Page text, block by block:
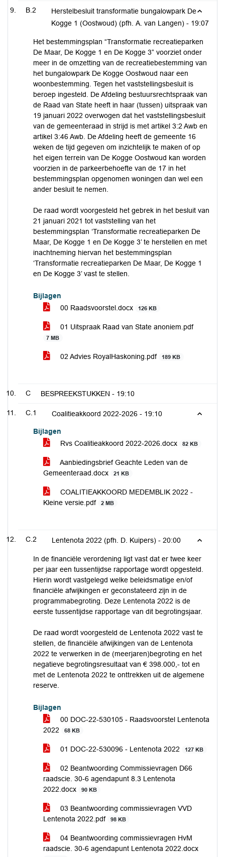
B.2
Herstelbesluit transformatie bungalowpark De
Kogge 1 (Oostwoud) (pfh. A. van Langen) - 19:07
Het bestemmingsplan “Transformatie recreatieparken
De Maar, De Kogge 1 en De Kogge 3” voorziet onder
meer in de omzetting van de recreatiebestemming van
het bungalowpark De Kogge Oostwoud naar een
woonbestemming. Tegen het vaststellingsbesluit is
beroep ingesteld. De Afdeling bestuursrechtspraak van
de Raad van State heeft in haar (tussen) uitspraak van
19 januari 2022 overwogen dat het vaststellingsbesluit
van de gemeenteraad in strijd is met artikel 3:2 Awb en
artikel 3:46 Awb. De Afdeling heeft de gemeente 16
weken de tijd gegeven om inzichtelijk te maken of op
het eigen terrein van De Kogge Oostwoud kan worden
voorzien in de parkeerbehoefte van de 17 in het
bestemmingsplan opgenomen woningen dan wel een
ander besluit te nemen.
De raad wordt voorgesteld het gebrek in het besluit van
21 januari 2021 tot vaststelling van het
bestemmingsplan ‘Transformatie recreatieparken De
Maar, De Kogge 1 en De Kogge 3’ te herstellen en met
inachtneming hiervan het bestemmingsplan
‘Transformatie recreatieparken De Maar, De Kogge 1
en De Kogge 3’ vast te stellen.
Bijlagen
00 Raadsvoorstel.docx
126 KB
01 Uitspraak Raad van State anoniem.pdf
7 MB
02 Advies RoyalHaskoning.pdf 189 KB
C BESPREEKSTUKKEN - 19:10
C.1 Coalitieakkoord 2022-2026 - 19:10
Bijlagen
Rvs Coalitieakkoord 2022-2026.docx
82 KB
Aanbiedingsbrief Geachte Leden van de
Gemeenteraad.docx
21 KB
COALITIEAKKOORD MEDEMBLIK 2022 -
Kleine versie.pdf
2 MB
C.2 Lentenota 2022 (pfh. D. Kuipers) - 20:00
In de financiële verordening ligt vast dat er twee keer
per jaar een tussentijdse rapportage wordt opgesteld.
Hierin wordt vastgelegd welke beleidsmatige en/of
financiële afwijkingen er geconstateerd zijn in de
programmabegroting. Deze Lentenota 2022 is de
eerste tussentijdse rapportage van dit begrotingsjaar.
De raad wordt voorgesteld de Lentenota 2022 vast te
stellen, de financiële afwijkingen van de Lentenota
2022 te verwerken in de (meerjaren)begroting en het
negatieve begrotingsresultaat van € 398.000,- tot en
met de Lentenota 2022 te onttrekken uit de algemene
reserve.
Bijlagen
00 DOC-22-530105 - Raadsvoorstel Lentenota
2022
68 KB
01 DOC-22-530096 - Lentenota 2022 127 KB
02 Beantwoording Commissievragen D66
raadscie. 30-6 agendapunt 8.3 Lentenota
2022.docx
90 KB
03 Beantwoording commissievragen VVD
Lentenota 2022.pdf
98 KB
04 Beantwoording commissievragen HvM
raadscie. 30-6 agendapunt Lentenota 2022.docx